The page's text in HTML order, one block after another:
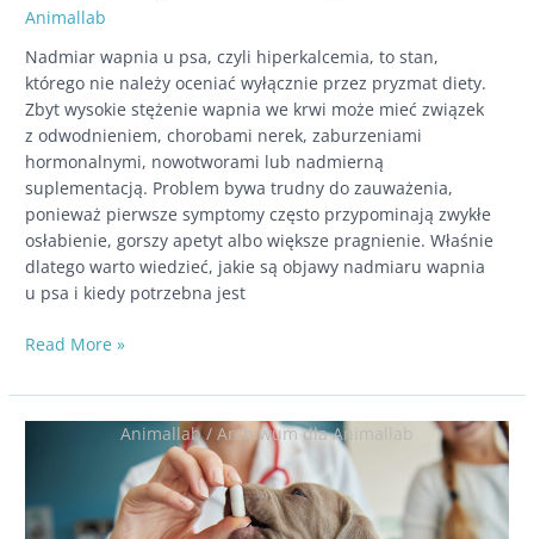
Animallab/ Archiwum dla Animallab
Animallab
Nadmiar wapnia u psa, czyli hiperkalcemia, to stan,
którego nie należy oceniać wyłącznie przez pryzmat diety.
Zbyt wysokie stężenie wapnia we krwi może mieć związek
z odwodnieniem, chorobami nerek, zaburzeniami
hormonalnymi, nowotworami lub nadmierną
suplementacją. Problem bywa trudny do zauważenia,
ponieważ pierwsze symptomy często przypominają zwykłe
osłabienie, gorszy apetyt albo większe pragnienie. Właśnie
dlatego warto wiedzieć, jakie są objawy nadmiaru wapnia
u psa i kiedy potrzebna jest
Nadmiar
u psa:
jak
i kiedy
udać
Read More »